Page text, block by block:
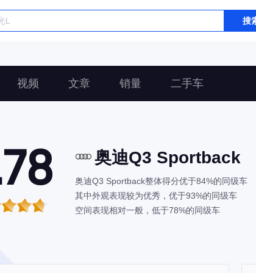
搜
视频 文章 销量 二手车
奥迪Q3 Sportback
奥迪Q3 Sportback整体得分优于84%的同级车
其中外观表现较为优秀，优于93%的同级车
空间表现相对一般，低于78%的同级车